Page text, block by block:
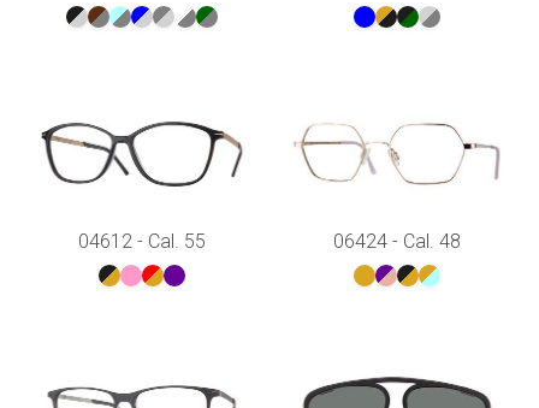
04612 - Cal. 55 06424 - Cal. 48